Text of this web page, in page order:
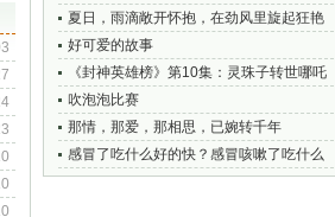
便想被记得
夏日，雨滴敞开怀抱，在劲风里旋起狂艳
的舞姿，尽情撒欢
好可爱的故事
《封神英雄榜》第10集：灵珠子转世哪吒
出世
吹泡泡比赛
那情，那爱，那相思，已婉转千年
感冒了吃什么好的快？感冒咳嗽了吃什么
食物：蔬菜、水果、药、鸡蛋？